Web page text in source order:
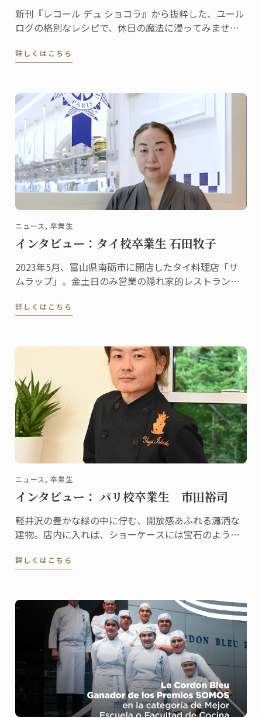
新刊『レコール デュ ショコラ』から抜粋した、ユール
ログの格別なレシピで、休日の魔法に浸ってみません
ゲストを喜ばせ、クリスマスのテーブルを盛り上げる
詳しくはこちら
ニュース, 卒業生
インタビュー：タイ校卒業生 石田牧子
2023年5月、富山県南砺市に開店したタイ料理店「サ
ムラップ」。金土日のみ営業の隠れ家的レストランに
既に評判、地元客はもちろん、遠くから足を延ばす人
詳しくはこちら
ニュース, 卒業生
インタビュー： パリ校卒業生 市田裕司
軽井沢の豊かな緑の中に佇む、開放感あふれる瀟洒な
建物。店内に入れば、ショーケースには宝石のように
誘います。
詳しくはこちら